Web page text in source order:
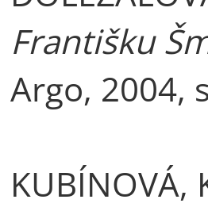
Františku
Argo, 2004,
KUBÍNOVÁ,